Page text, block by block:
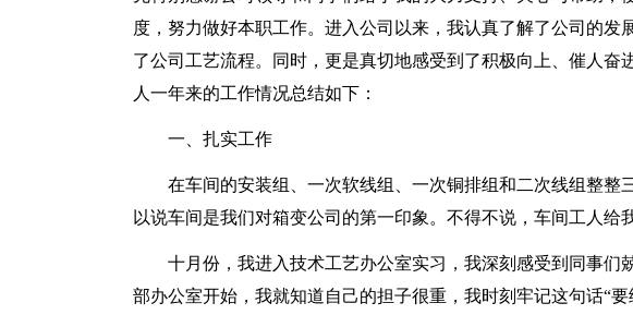
度，努力做好本职工作。进入公司以来，我认真了解了公司的发
了公司工艺流程。同时，更是真切地感受到了积极向上、催人奋
人一年来的工作情况总结如下：
一、扎实工作
在车间的安装组、一次软线组、一次铜排组和二次线组整整
以说车间是我们对箱变公司的第一印象。不得不说，车间工人给
十月份，我进入技术工艺办公室实习，我深刻感受到同事们
部办公室开始，我就知道自己的担子很重，我时刻牢记这句话“要